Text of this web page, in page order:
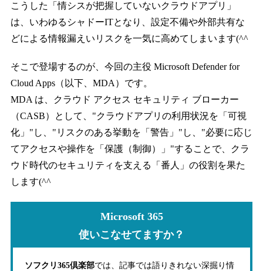
こうした「情シスが把握していないクラウドアプリ」
は、いわゆるシャドーITとなり、設定不備や外部共有な
どによる情報漏えいリスクを一気に高めてしまいます(^^
そこで登場するのが、今回の主役 Microsoft Defender for
Cloud Apps（以下、MDA）です。
MDA は、クラウド アクセス セキュリティ ブローカー
（CASB）として、"クラウドアプリの利用状況を「可視
化」"し、"リスクのある挙動を「警告」"し、"必要に応じ
てアクセスや操作を「保護（制御）」"することで、クラ
ウド時代のセキュリティを支える「番人」の役割を果た
します(^^
Microsoft 365
使いこなせてますか？
ソフクリ365倶楽部では、記事では語りきれない深掘り情